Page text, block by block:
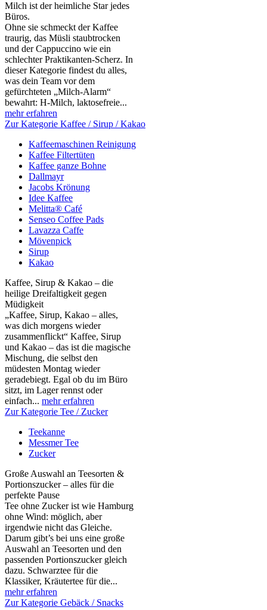
Milch ist der heimliche Star jedes
Büros.
Ohne sie schmeckt der Kaffee
traurig, das Müsli staubtrocken
und der Cappuccino wie ein
schlechter Praktikanten‑Scherz. In
dieser Kategorie findest du alles,
was dein Team vor dem
gefürchteten „Milch‑Alarm“
bewahrt: H‑Milch, laktosefreie...
mehr erfahren
Zur Kategorie Kaffee / Sirup / Kakao
Kaffeemaschinen Reinigung
Kaffee Filtertüten
Kaffee ganze Bohne
Dallmayr
Jacobs Krönung
Idee Kaffee
Melitta® Café
Senseo Coffee Pads
Lavazza Caffe
Mövenpick
Sirup
Kakao
Kaffee, Sirup & Kakao – die
heilige Dreifaltigkeit gegen
Müdigkeit
„Kaffee, Sirup, Kakao – alles,
was dich morgens wieder
zusammenflickt“ Kaffee, Sirup
und Kakao – das ist die magische
Mischung, die selbst den
müdesten Montag wieder
geradebiegt. Egal ob du im Büro
sitzt, im Lager rennst oder
einfach... mehr erfahren
Zur Kategorie Tee / Zucker
Teekanne
Messmer Tee
Zucker
Große Auswahl an Teesorten &
Portionszucker – alles für die
perfekte Pause
Tee ohne Zucker ist wie Hamburg
ohne Wind: möglich, aber
irgendwie nicht das Gleiche.
Darum gibt’s bei uns eine große
Auswahl an Teesorten und den
passenden Portionszucker gleich
dazu. Schwarztee für die
Klassiker, Kräutertee für die...
mehr erfahren
Zur Kategorie Gebäck / Snacks